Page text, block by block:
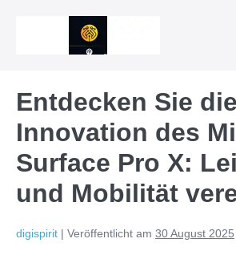
Entdecken Sie die
Innovation des
Surface Pro X:
und Mobilität
digispirit | Veröffentlicht am 30 August 2025